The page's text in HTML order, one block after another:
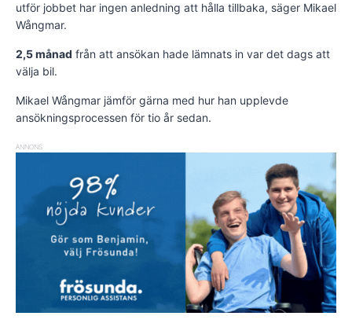
utför jobbet har ingen anledning att hålla tillbaka, säger Mikael
Wångmar.
2,5 månad från att ansökan hade lämnats in var det dags att
välja bil.
Mikael Wångmar jämför gärna med hur han upplevde
ansökningsprocessen för tio år sedan.
ANNONS